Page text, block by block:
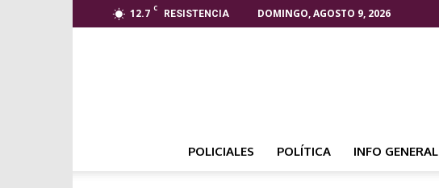
12.7 C
RESISTENCIA DOMINGO, AGOSTO 9, 2026
POLICIALES POLÍTICA INFO GENERAL